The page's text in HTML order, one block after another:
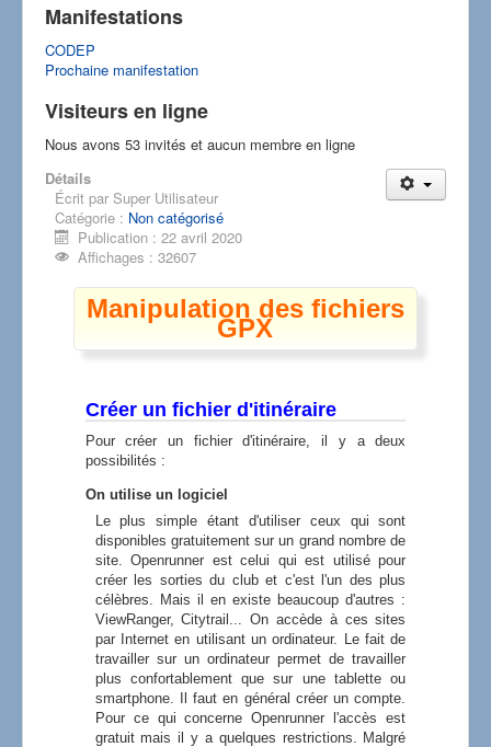
Manifestations
CODEP
Prochaine manifestation
Visiteurs en ligne
Nous avons 53 invités et aucun membre en ligne
Détails
Écrit par Super Utilisateur
Catégorie : Non catégorisé
Publication : 22 avril 2020
Affichages : 32607
Manipulation des fichiers
GPX
Créer un fichier d'itinéraire
Pour créer un fichier d'itinéraire, il y a deux
possibilités :
On utilise un logiciel
Le plus simple étant d'utiliser ceux qui sont
disponibles gratuitement sur un grand nombre de
site. Openrunner est celui qui est utilisé pour
créer les sorties du club et c'est l'un des plus
célèbres. Mais il en existe beaucoup d'autres :
ViewRanger, Citytrail... On accède à ces sites
par Internet en utilisant un ordinateur. Le fait de
travailler sur un ordinateur permet de travailler
plus confortablement que sur une tablette ou
smartphone. Il faut en général créer un compte.
Pour ce qui concerne Openrunner l'accès est
gratuit mais il y a quelques restrictions. Malgré